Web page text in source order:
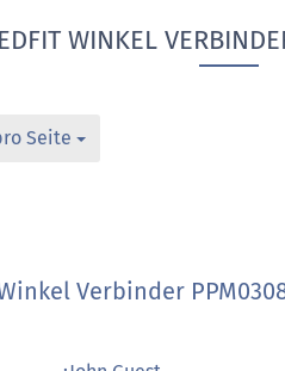
WINKEL
Seite
Verbinder